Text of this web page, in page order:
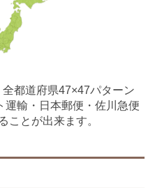
全都道府県47×47パターン
運輸・日本郵便・佐川急便
ことが出来ます。